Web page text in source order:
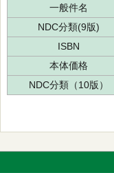
一般件名
NDC分類(9版)
ISBN
本体価格
NDC分類（10版）